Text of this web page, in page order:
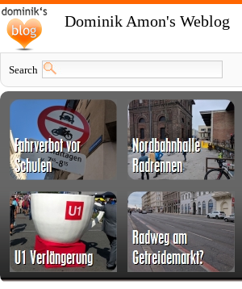
Dominik Amon's Weblog
Search